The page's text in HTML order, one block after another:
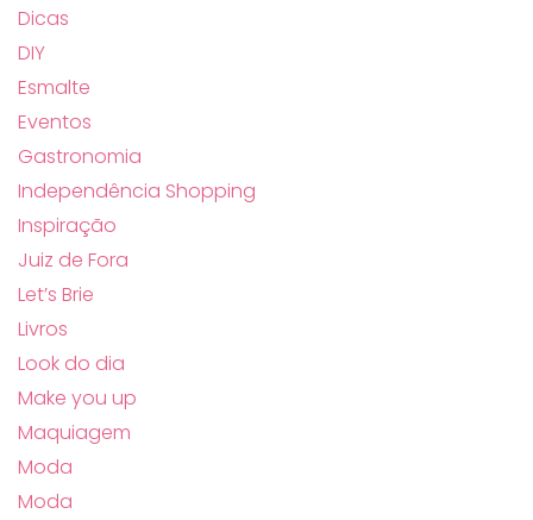
Dicas
DIY
Esmalte
Eventos
Gastronomia
Independência Shopping
Inspiração
Juiz de Fora
Let’s Brie
Livros
Look do dia
Make you up
Maquiagem
Moda
Moda